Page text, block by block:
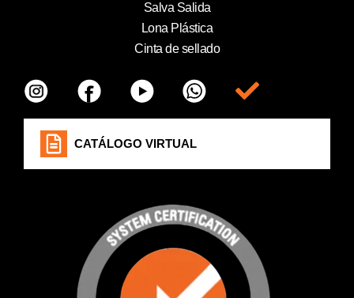
Salva Salida
Lona Plástica
Cinta de sellado
CATÁLOGO VIRTUAL